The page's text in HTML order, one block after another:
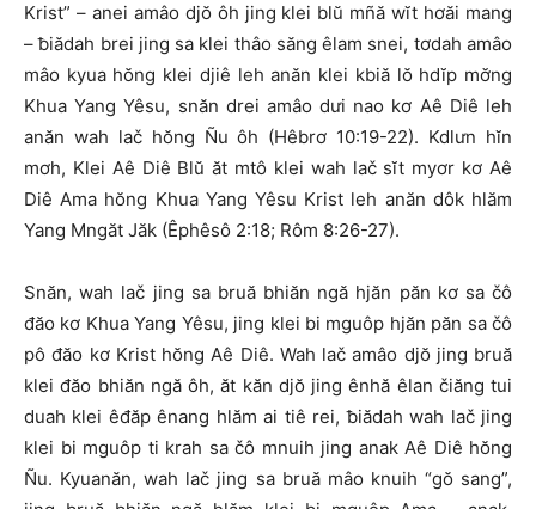
Krist” – anei amâo djŏ ôh jing klei blŭ mñă wĭt hơăi mang
– ƀiădah brei jing sa klei thâo săng êlam snei, tơdah amâo
mâo kyua hŏng klei djiê leh anăn klei kbiă lŏ hdĭp mơ̆ng
Khua Yang Yêsu, snăn drei amâo dưi nao kơ Aê Diê leh
anăn wah lač hŏng Ñu ôh (Hêbrơ 10:19-22). Kdlưn hĭn
mơh, Klei Aê Diê Blŭ ăt mtô klei wah lač sĭt myơr kơ Aê
Diê Ama hŏng Khua Yang Yêsu Krist leh anăn dôk hlăm
Yang Mngăt Jăk (Êphêsô 2:18; Rôm 8:26-27).
Snăn, wah lač jing sa bruă bhiăn ngă hjăn păn kơ sa čô
đăo kơ Khua Yang Yêsu, jing klei bi mguôp hjăn păn sa čô
pô đăo kơ Krist hŏng Aê Diê. Wah lač amâo djŏ jing bruă
klei đăo bhiăn ngă ôh, ăt kăn djŏ jing ênhă êlan čiăng tui
duah klei êđăp ênang hlăm ai tiê rei, ƀiădah wah lač jing
klei bi mguôp ti krah sa čô mnuih jing anak Aê Diê hŏng
Ñu. Kyuanăn, wah lač jing sa bruă mâo knuih “gŏ sang”,